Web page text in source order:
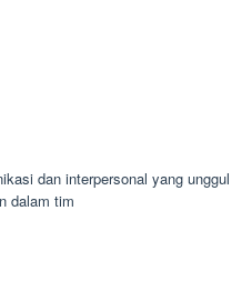
dan interpersonal yang unggul
dalam tim